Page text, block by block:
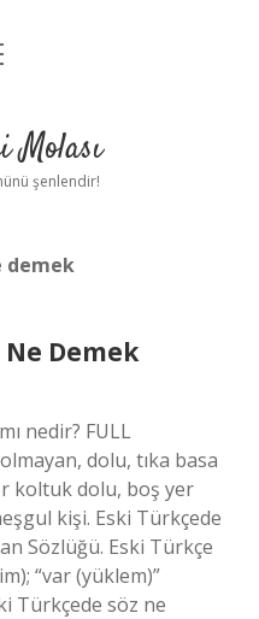
Molası
şenlendir!
demek
Demek
nedir? FULL
dolu, tıka basa
koltuk dolu, boş yer
kişi. Eski Türkçede
Sözlüğü. Eski Türkçe
“var (yüklem)”
Türkçede söz ne